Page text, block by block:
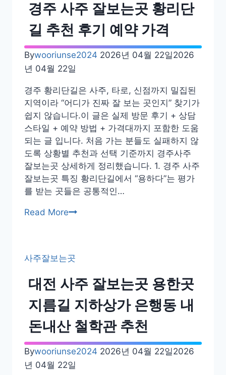
는
곳
카
페
팔
자
추
천
후
기
내
돈
내
산
경주 사주 잘보는곳 황리단
길 추천 후기 예약 가격
Bywooriunse2024 2026년 04월 22일2026
년 04월 22일
경주 황리단길은 사주, 타로, 신점까지 밀집된
지역이라 “어디가 진짜 잘 보는 곳인지” 찾기가
쉽지 않습니다.이 글은 실제 방문 후기 + 상담
스타일 + 예약 방법 + 가격대까지 포함한 도움
되는 글 입니다. 처음 가는 분들도 실패하지 않
도록 상황별 추천과 선택 기준까지 경주사주
잘보는곳 상세하게 정리했습니다. 1. 경주 사주
잘보는곳 특징 황리단길에서 “용하다”는 평가
를 받는 곳들은 공통적인…
Read More경
잘
보
는
곳
황
리
길
추
사주잘보는곳
대전 사주 잘보는곳 용한곳
지름길 지하상가 은행동 내
돈내산 철학관 추천
Bywooriunse2024 2026년 04월 22일2026
년 04월 22일